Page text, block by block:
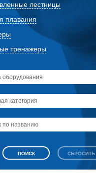
лестницы
плавания
тренажеры
оборудования
категория